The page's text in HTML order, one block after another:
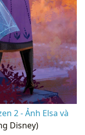
2 - Ảnh Elsa và
Disney)